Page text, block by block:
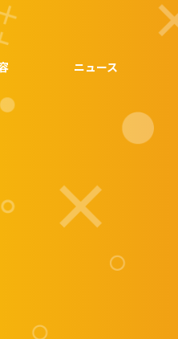
ニュース